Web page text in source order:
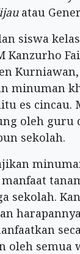
atau
siswa
Kanzurho
minuman
es
oleh guru
sekolah.
sekolah.
oleh semua